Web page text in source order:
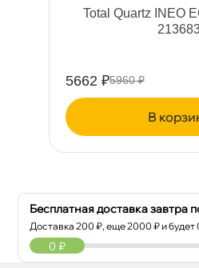
Total Quartz INEO
5662 ₽5960 ₽
Бесплатная доставка завтра
Доставка200 ₽, еще2000 ₽ и будет
0 ₽